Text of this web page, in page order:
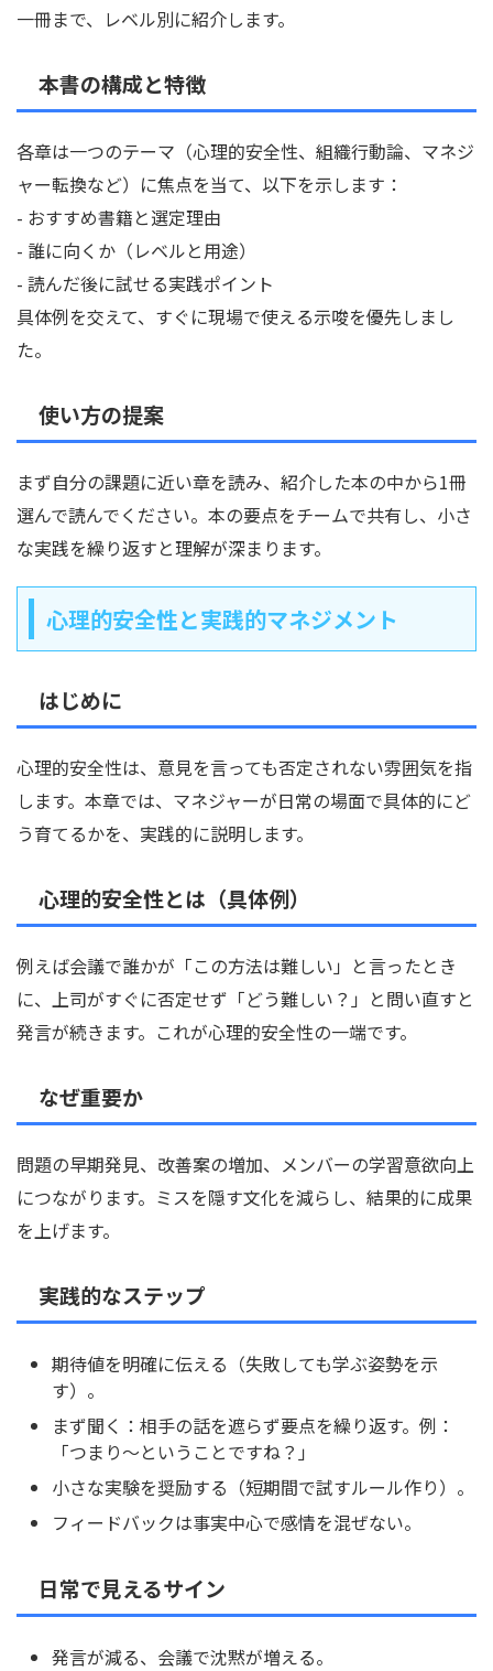
一冊まで、レベル別に紹介します。
本書の構成と特徴
各章は一つのテーマ（心理的安全性、組織行動論、マネジ
ャー転換など）に焦点を当て、以下を示します：
- おすすめ書籍と選定理由
- 誰に向くか（レベルと用途）
- 読んだ後に試せる実践ポイント
具体例を交えて、すぐに現場で使える示唆を優先しまし
た。
使い方の提案
まず自分の課題に近い章を読み、紹介した本の中から1冊
選んで読んでください。本の要点をチームで共有し、小さ
な実践を繰り返すと理解が深まります。
心理的安全性と実践的マネジメント
はじめに
心理的安全性は、意見を言っても否定されない雰囲気を指
します。本章では、マネジャーが日常の場面で具体的にど
う育てるかを、実践的に説明します。
心理的安全性とは（具体例）
例えば会議で誰かが「この方法は難しい」と言ったとき
に、上司がすぐに否定せず「どう難しい？」と問い直すと
発言が続きます。これが心理的安全性の一端です。
なぜ重要か
問題の早期発見、改善案の増加、メンバーの学習意欲向上
につながります。ミスを隠す文化を減らし、結果的に成果
を上げます。
実践的なステップ
期待値を明確に伝える（失敗しても学ぶ姿勢を示
す）。
まず聞く：相手の話を遮らず要点を繰り返す。例：
「つまり〜ということですね？」
小さな実験を奨励する（短期間で試すルール作り）。
フィードバックは事実中心で感情を混ぜない。
日常で見えるサイン
発言が減る、会議で沈黙が増える。